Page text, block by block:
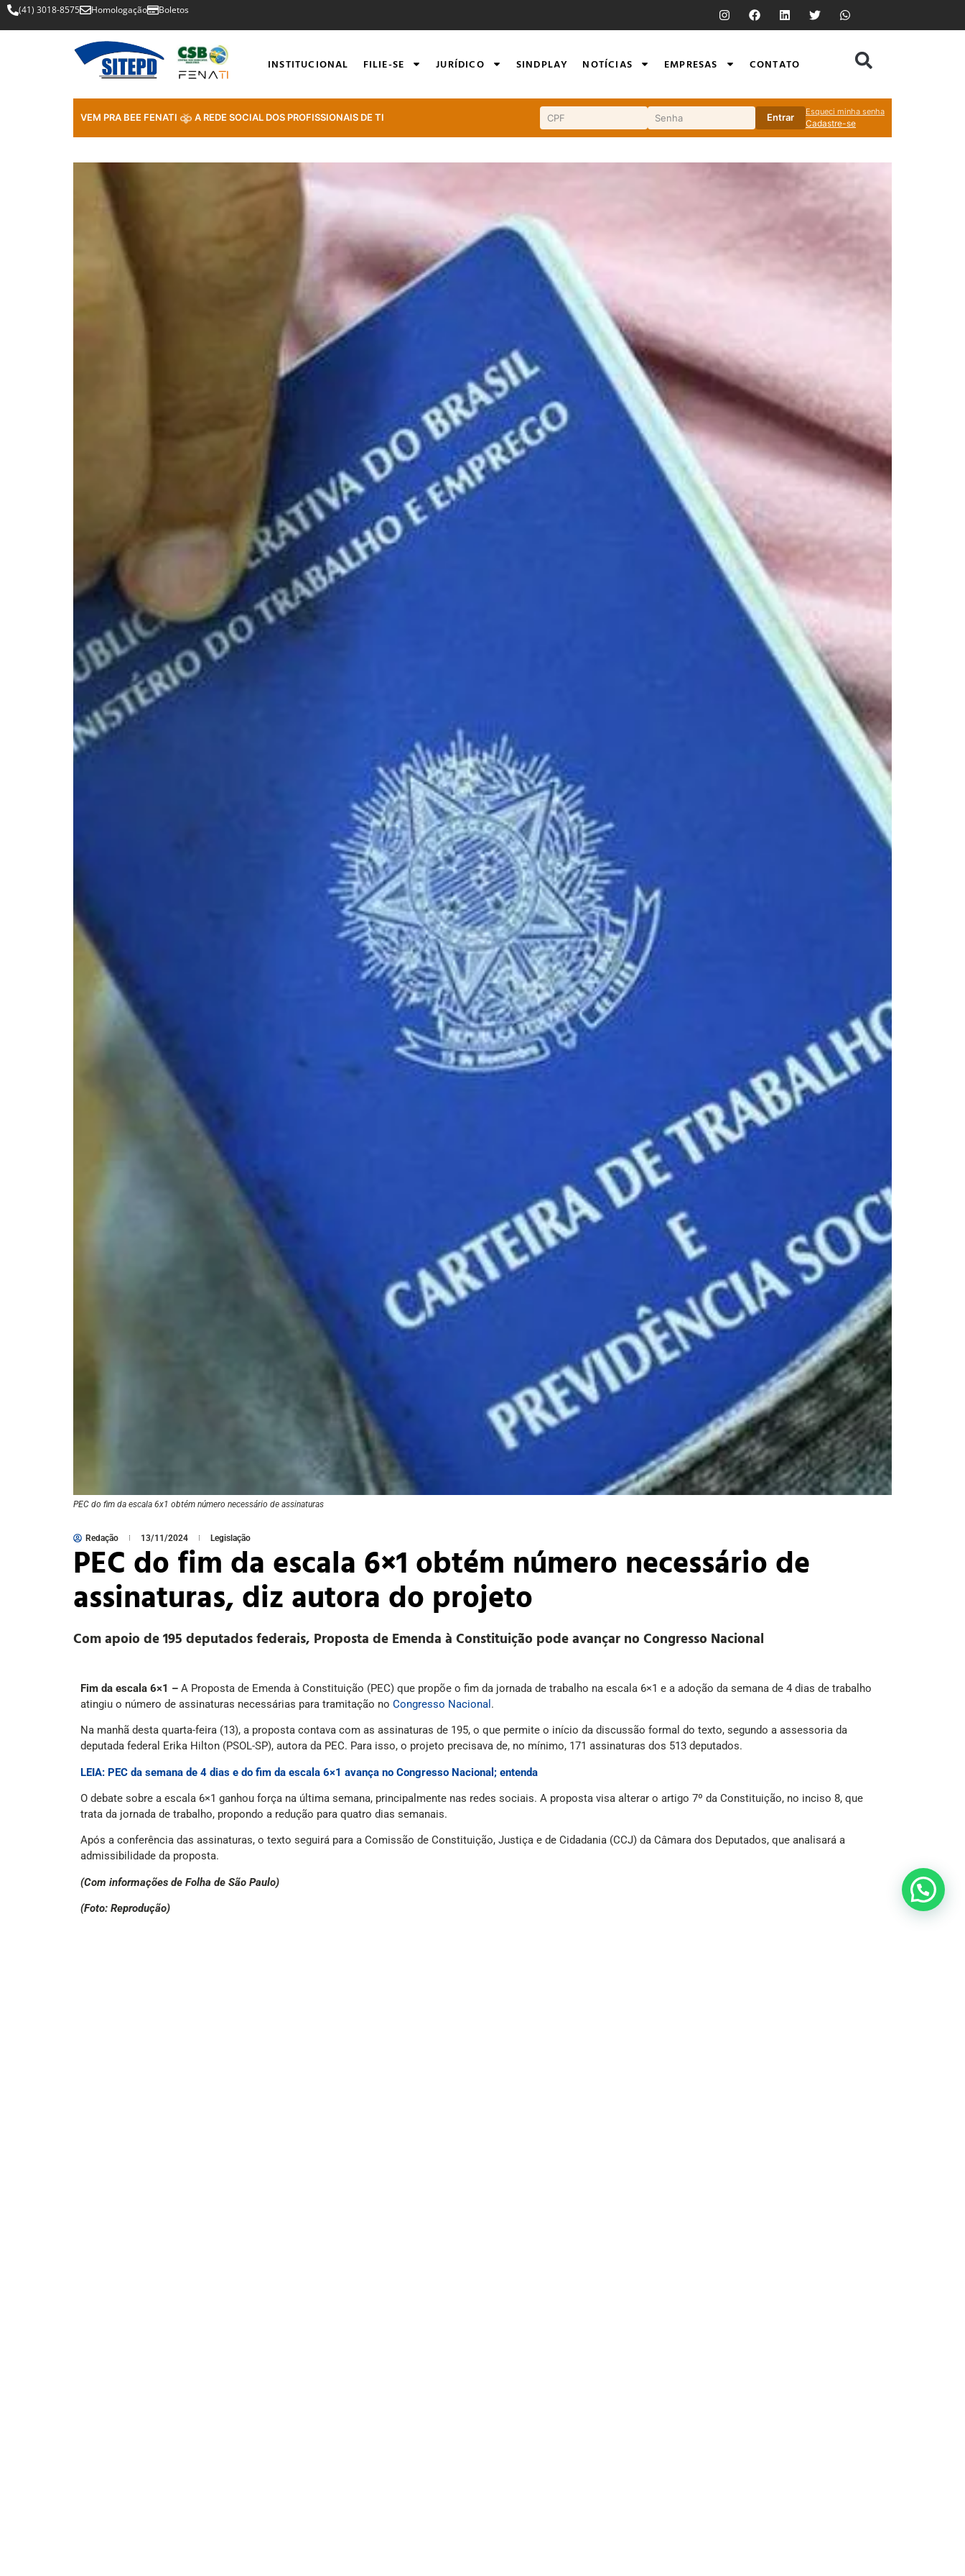
(41) 3018-8575 Homologação Boletos
INSTITUCIONAL FILIE-SE JURÍDICO SINDPLAY NOTÍCIAS EMPRESAS CONTATO
VEM PRA BEE FENATI A REDE SOCIAL DOS PROFISSIONAIS DE TI Entrar
Esqueci minha senha
Cadastre-se
PEC do fim da escala 6x1 obtém número necessário de assinaturas
Redação 13/11/2024 Legislação
PEC do fim da escala 6×1 obtém número necessário de
assinaturas, diz autora do projeto
Com apoio de 195 deputados federais, Proposta de Emenda à Constituição pode avançar no Congresso Nacional
Fim da escala 6×1 – A Proposta de Emenda à Constituição (PEC) que propõe o fim da jornada de trabalho na escala 6×1 e a adoção da semana de 4 dias de trabalho
atingiu o número de assinaturas necessárias para tramitação no Congresso Nacional .
Na manhã desta quarta-feira (13), a proposta contava com as assinaturas de 195, o que permite o início da discussão formal do texto, segundo a assessoria da
deputada federal Erika Hilton (PSOL-SP), autora da PEC. Para isso, o projeto precisava de, no mínimo, 171 assinaturas dos 513 deputados.
LEIA: PEC da semana de 4 dias e do fim da escala 6×1 avança no Congresso Nacional; entenda
O debate sobre a escala 6×1 ganhou força na última semana, principalmente nas redes sociais. A proposta visa alterar o artigo 7º da Constituição, no inciso 8, que
trata da jornada de trabalho, propondo a redução para quatro dias semanais.
Após a conferência das assinaturas, o texto seguirá para a Comissão de Constituição, Justiça e de Cidadania (CCJ) da Câmara dos Deputados, que analisará a
admissibilidade da proposta.
(Com informações de Folha de São Paulo)
(Foto: Reprodução)